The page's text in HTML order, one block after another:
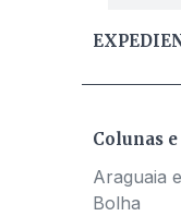
Colunas
Araguaia
Bolha